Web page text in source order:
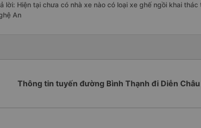
lời: Hiện tại chưa có nhà xe nào có loại xe ghế ngồi khai
An
Thông tin tuyến đường Bình Thạnh đi Diễn Châu